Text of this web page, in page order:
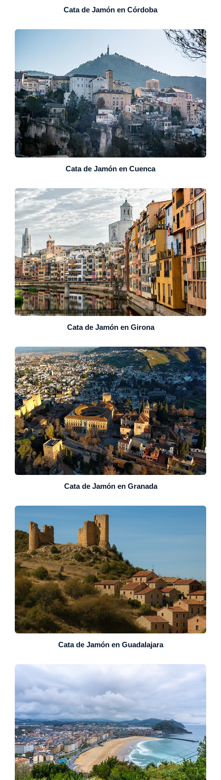
Cata de Jamón en Córdoba
Cata de Jamón en Cuenca
Cata de Jamón en Girona
Cata de Jamón en Granada
Cata de Jamón en Guadalajara